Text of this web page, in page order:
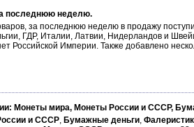
последнюю неделю.
за последнюю неделю в продажу
ГДР, Италии, Латвии, Нидерландов и
Российской Империи. Также добавлено
Монеты мира, Монеты России и СССР,
и СССР, Бумажные деньги,